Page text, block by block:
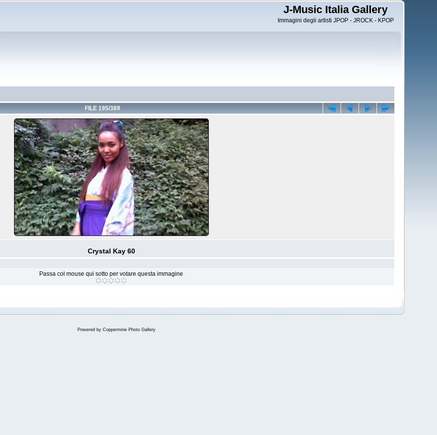
J-Music Italia Gallery
Immagini degli artisti JPOP - JROCK - KPOP
FILE 195/389
Crystal Kay 60
Passa col mouse qui sotto per votare questa immagine
Powered by Coppermine Photo Gallery